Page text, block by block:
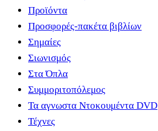
Προϊόντα
Προσφορές-πακέτα βιβλίων
Σημαίες
Σιωνισμός
Στα Όπλα
Συμμοριτοπόλεμος
Τα αγνωστα Ντοκουμέντα DVD
Τέχνες